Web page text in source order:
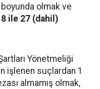
boyunda olmak ve
ile 27 (dahil)
Yönetmeliği
işlenen suçlardan 1
almamış olmak,